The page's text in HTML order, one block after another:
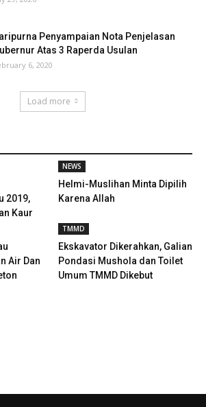
Penyampaian Nota Penjelasan
Atas 3 Raperda Usulan
6, 2020
Load more
2019,
Kaur
NEWS
Helmi-Muslihan Minta Dipilih
Karena Allah
Air Dan
TMMD
Ekskavator Dikerahkan, Galian
Pondasi Mushola dan Toilet
Umum TMMD Dikebut